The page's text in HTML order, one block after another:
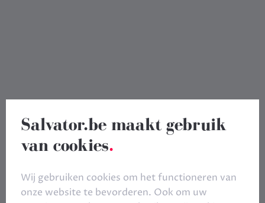
Salvator.be maakt gebruik
van cookies.
Wij gebruiken cookies om het functioneren van
onze website te bevorderen. Ook om uw